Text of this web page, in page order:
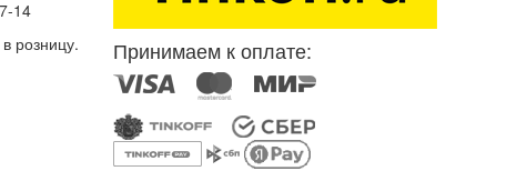
14
розницу.
Принимаем к оплате: